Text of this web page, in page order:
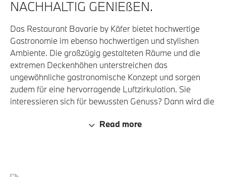
NACHHALTIG GENIEßEN.
Das Restaurant Bavarie by Käfer bietet hochwertige
Gastronomie im ebenso hochwertigen und stylishen
Ambiente. Die großzügig gestalteten Räume und die
extremen Deckenhöhen unterstreichen das
ungewöhnliche gastronomische Konzept und sorgen
zudem für eine hervorragende Luftzirkulation. Sie
interessieren sich für bewussten Genuss? Dann wird die
Nachhaltigkeit finden Sie nicht nur in der Speisekarte –
Read more